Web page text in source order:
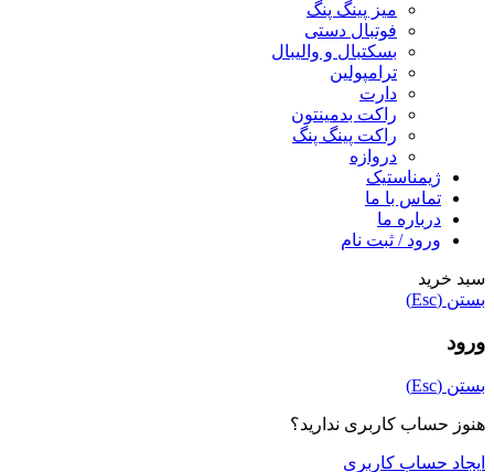
میز پینگ پنگ
فوتبال دستی
بسکتبال و والیبال
ترامپولین
دارت
راکت بدمینتون
راکت پینگ پنگ
دروازه
ژیمناستیک
تماس با ما
درباره ما
ورود / ثبت نام
سبد خرید
بستن (Esc)
ورود
بستن (Esc)
هنوز حساب کاربری ندارید؟
ایجاد حساب کاربری